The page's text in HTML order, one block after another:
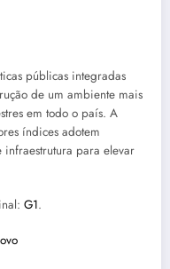
públicas integradas
de um ambiente mais
em todo o país. A
índices adotem
infraestrutura para elevar
G1.